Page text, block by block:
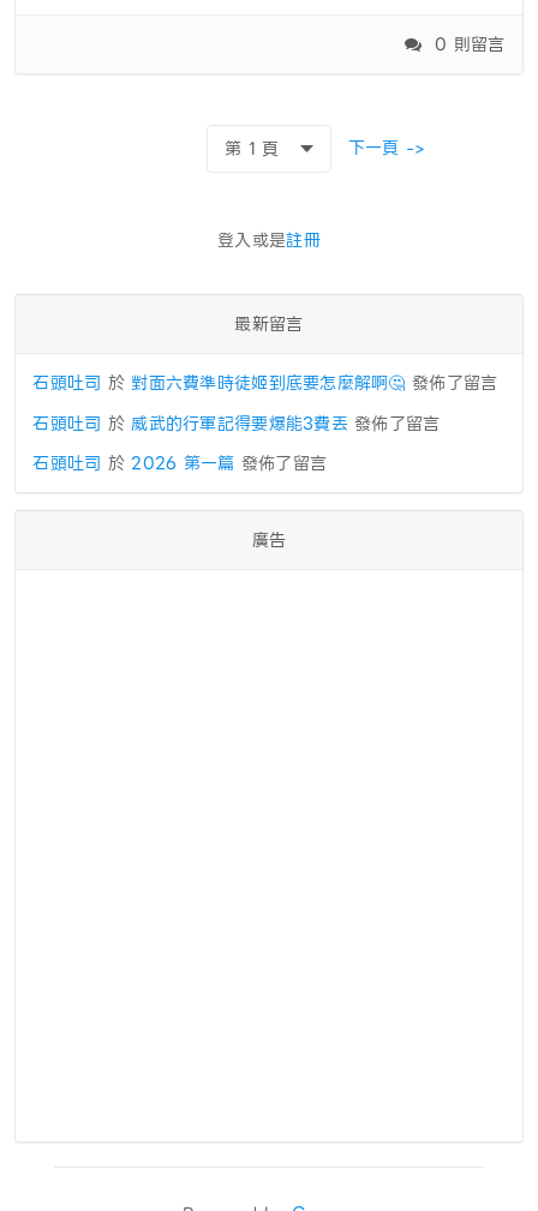
0 則留言
下一頁 ->
登入或是註冊
最新留言
石頭吐司 於對面六費準時徒姬到底要怎麼解啊🤔 發佈了留言
石頭吐司 於威武的行軍記得要爆能3費丟 發佈了留言
石頭吐司 於2026 第一篇 發佈了留言
廣告